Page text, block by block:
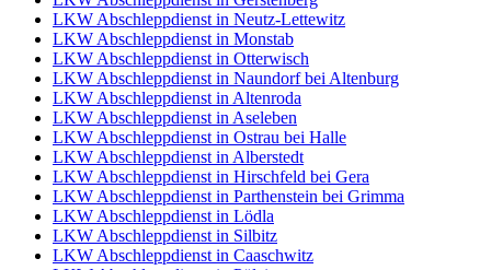
LKW Abschleppdienst in Neutz-Lettewitz
LKW Abschleppdienst in Monstab
LKW Abschleppdienst in Otterwisch
LKW Abschleppdienst in Naundorf bei Altenburg
LKW Abschleppdienst in Altenroda
LKW Abschleppdienst in Aseleben
LKW Abschleppdienst in Ostrau bei Halle
LKW Abschleppdienst in Alberstedt
LKW Abschleppdienst in Hirschfeld bei Gera
LKW Abschleppdienst in Parthenstein bei Grimma
LKW Abschleppdienst in Lödla
LKW Abschleppdienst in Silbitz
LKW Abschleppdienst in Caaschwitz